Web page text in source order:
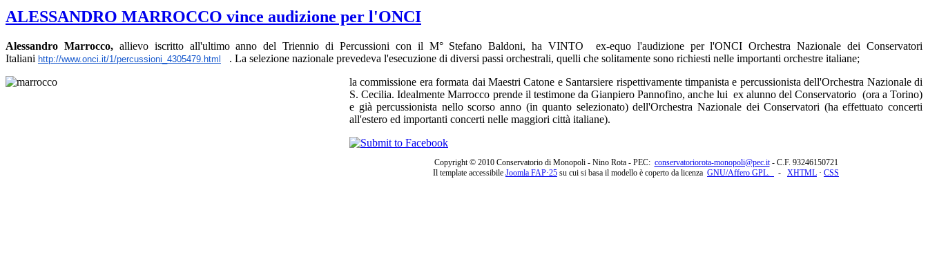
ALESSANDRO MARROCCO vince audizione per l'ONCI
Alessandro Marrocco, allievo iscritto all'ultimo anno del Triennio di Percussioni con il M° Stefano Baldoni, ha VINTO ex-equo l'audizione per l'ONCI Orchestra Nazionale dei Conservatori
Italiani http://www.onci.it/1/percussioni_4305479.html
. La selezione nazionale prevedeva l'esecuzione di diversi passi orchestrali, quelli che solitamente sono richiesti nelle importanti orchestre italiane;
la commissione era formata dai Maestri Catone e Santarsiere rispettivamente timpanista e percussionista dell'Orchestra Nazionale di
S. Cecilia. Idealmente Marrocco prende il testimone da Gianpiero Pannofino, anche lui ex alunno del Conservatorio (ora a Torino)
e già percussionista nello scorso anno (in quanto selezionato) dell'Orchestra Nazionale dei Conservatori (ha effettuato concerti
all'estero ed importanti concerti nelle maggiori città italiane).
Copyright © 2010 Conservatorio di Monopoli - Nino Rota - PEC: conservatoriorota-monopoli@pec.it- C.F. 93246150721
Il template accessibile Joomla FAP·25 su cui si basa il modello è coperto da licenza GNU/Affero GPL. - XHTML · CSS